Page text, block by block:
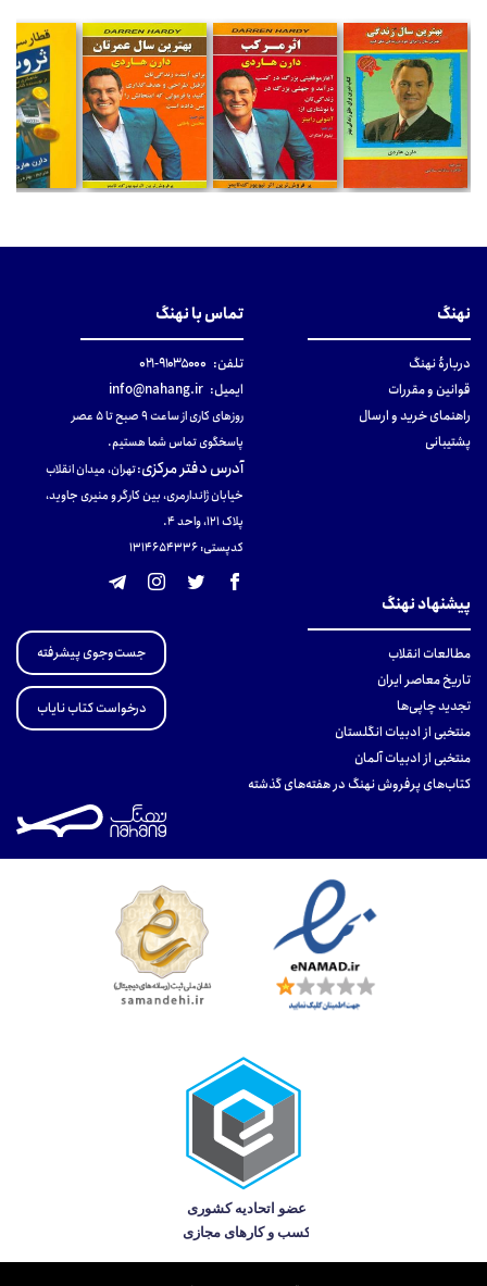
نهنگ
دربارهٔ نهنگ
قوانین و مقررات
راهنمای خرید و ارسال
پشتیبانی
تماس با نهنگ
تلفن: ۹۱۰۳۵۰۰۰-۰۲۱
ایمیل: info@nahang.ir
روزهای کاری از ساعت ۹ صبح تا ۵ عصر
پاسخگوی تماس شما هستیم.
آدرس دفتر مرکزی:تهران، میدان انقلاب
خیابان ژاندارمری، بین کارگر و منیری جاوید،
پلاک 121، واحد ۴.
کدپستی: 131465433۶
پیشنهاد نهنگ
مطالعات انقلاب
تاریخ معاصر ایران
تجدید چاپی‌ها
منتخبی از ادبیات انگلستان
منتخبی از ادبیات آلمان
کتاب‌های پرفروش نهنگ در هفته‌های گذشته
جست‌وجوی پیشرفته
درخواست کتاب نایاب